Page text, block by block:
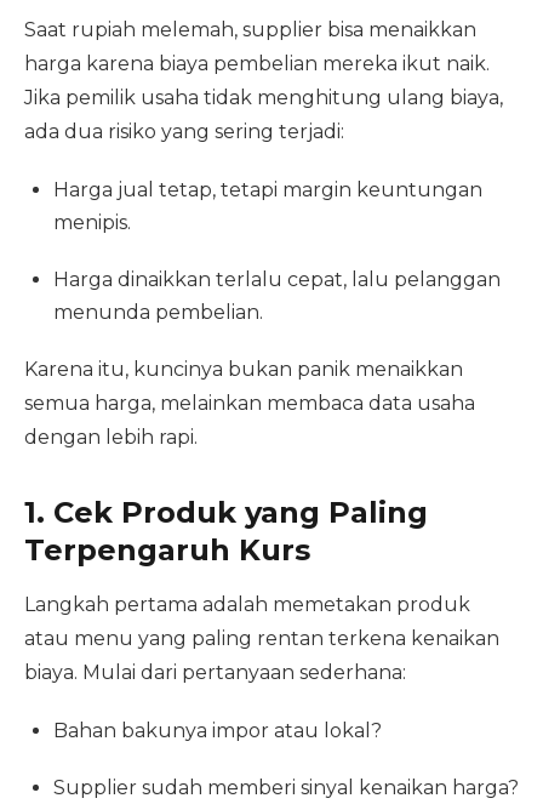
Saat rupiah melemah, supplier bisa menaikkan
harga karena biaya pembelian mereka ikut naik.
Jika pemilik usaha tidak menghitung ulang biaya,
ada dua risiko yang sering terjadi:
Harga jual tetap, tetapi margin keuntungan
menipis.
Harga dinaikkan terlalu cepat, lalu pelanggan
menunda pembelian.
Karena itu, kuncinya bukan panik menaikkan
semua harga, melainkan membaca data usaha
dengan lebih rapi.
1. Cek Produk yang Paling
Terpengaruh Kurs
Langkah pertama adalah memetakan produk
atau menu yang paling rentan terkena kenaikan
biaya. Mulai dari pertanyaan sederhana:
Bahan bakunya impor atau lokal?
Supplier sudah memberi sinyal kenaikan harga?